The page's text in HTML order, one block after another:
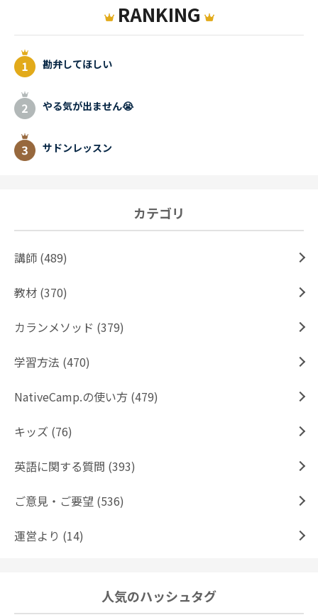
RANKING
勘弁してほしい
やる気が出ません😭
サドンレッスン
カテゴリ
講師 (489)
教材 (370)
カランメソッド (379)
学習方法 (470)
NativeCamp.の使い方 (479)
キッズ (76)
英語に関する質問 (393)
ご意見・ご要望 (536)
運営より (14)
人気のハッシュタグ